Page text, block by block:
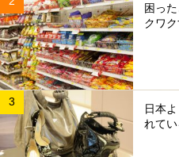
困っ
クワク
日本
れてい